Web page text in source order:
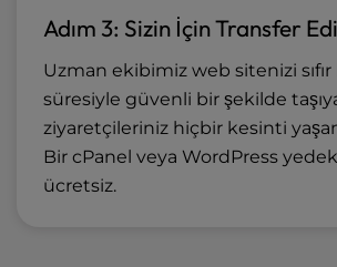
Adım 3: Sizin İçin Transfer
Uzman ekibimiz web sitenizi
süresiyle güvenli bir şekilde
ziyaretçileriniz hiçbir kesinti
Bir cPanel veya WordPress
ücretsiz.